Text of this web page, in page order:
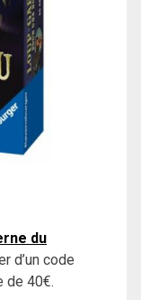
du
d’un code
de 40€.